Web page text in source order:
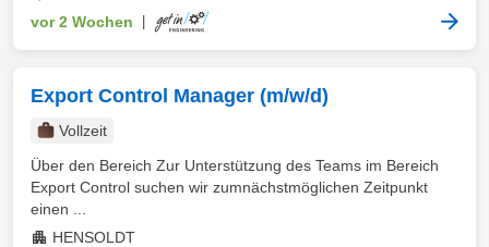
vor 2 Wochen
Export Control Manager (m/w/d)
Vollzeit
Über den Bereich Zur Unterstützung des Teams im Bereich
Export Control suchen wir zumnächstmöglichen Zeitpunkt
einen ...
HENSOLDT